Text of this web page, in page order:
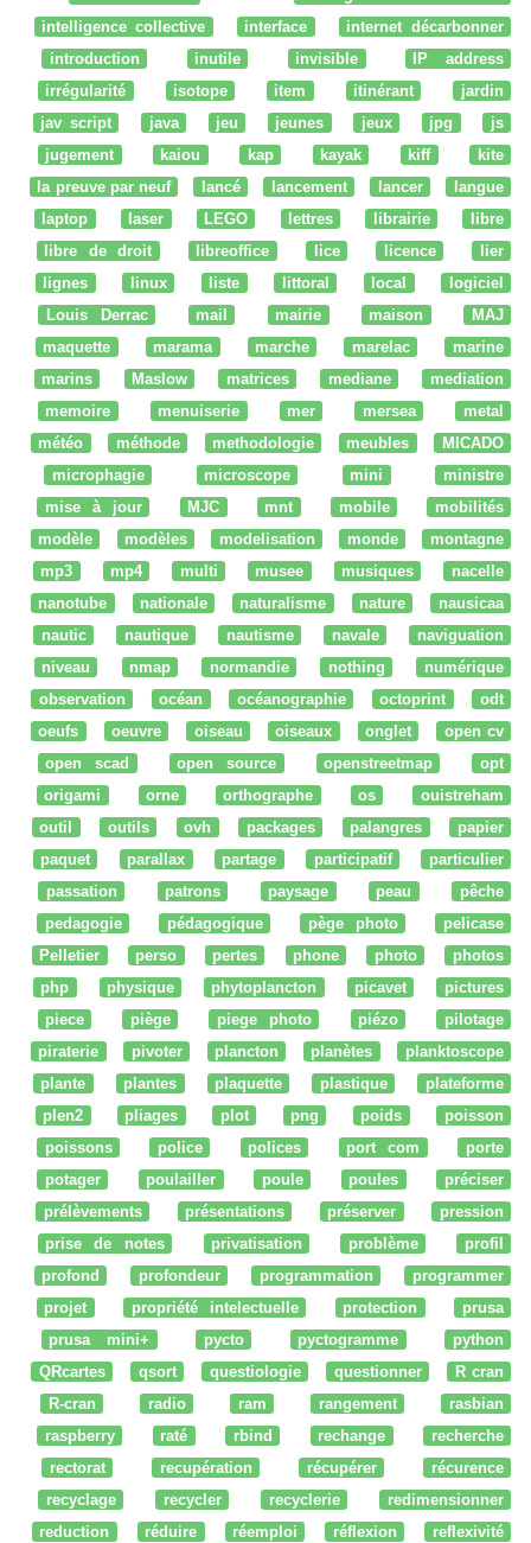
intelligence collective
interface
internet décarbonner
introduction
inutile invisible
IP address
irrégularité
isotope item itinérant
jardin
jav script
java jeu jeunes jeux jpg
js
jugement
kaiou kap kayak kiff
kite
la preuve par neuf
lancé lancement lancer
langue
laptop
laser LEGO lettres librairie
libre
libre de droit
libreoffice lice licence
lier
lignes
linux liste littoral local
logiciel
Louis Derrac
mail mairie maison
MAJ
maquette
marama marche marelac
marine
marins
Maslow matrices mediane
mediation
memoire
menuiserie mer mersea
metal
météo
méthode methodologie meubles
MICADO
microphagie
microscope mini
ministre
mise à jour
MJC mnt mobile
mobilités
modèle
modèles modelisation monde
montagne
mp3
mp4 multi musee musiques
nacelle
nanotube
nationale naturalisme nature
nausicaa
nautic
nautique nautisme navale
naviguation
niveau
nmap normandie nothing
numérique
observation
océan océanographie octoprint
odt
oeufs
oeuvre oiseau oiseaux onglet
open cv
open scad
open source openstreetmap
opt
origami
orne orthographe os
ouistreham
outil
outils ovh packages palangres
papier
paquet
parallax partage participatif
particulier
passation
patrons paysage peau
pêche
pedagogie
pédagogique pège photo
pelicase
Pelletier
perso pertes phone photo
photos
php
physique phytoplancton picavet
pictures
piece
piège piege photo piézo
pilotage
piraterie
pivoter plancton planètes
planktoscope
plante
plantes plaquette plastique
plateforme
plen2
pliages plot png poids
poisson
poissons
police polices port com
porte
potager
poulailler poule poules
préciser
prélèvements
présentations préserver
pression
prise de notes
privatisation problème
profil
profond
profondeur programmation
programmer
projet
propriété intelectuelle protection
prusa
prusa mini+
pycto pyctogramme
python
QRcartes
qsort questiologie questionner
R cran
R-cran
radio ram rangement
rasbian
raspberry
raté rbind rechange
recherche
rectorat
recupération récupérer
récurence
recyclage
recycler recyclerie
redimensionner
reduction
réduire réemploi réflexion
reflexivité